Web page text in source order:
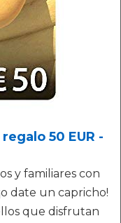
50 EUR -
y familiares con
date un capricho!
que disfrutan